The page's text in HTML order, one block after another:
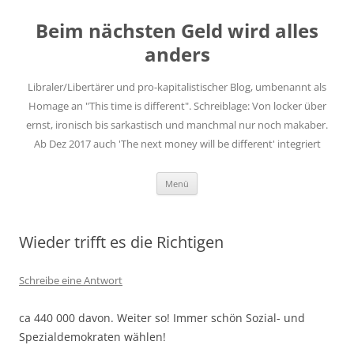
springen
Beim nächsten Geld wird alles
anders
Libraler/Libertärer und pro-kapitalistischer Blog, umbenannt als
Homage an "This time is different". Schreiblage: Von locker über
ernst, ironisch bis sarkastisch und manchmal nur noch makaber.
Ab Dez 2017 auch 'The next money will be different' integriert
Menü
Wieder trifft es die Richtigen
Schreibe eine Antwort
ca 440 000 davon. Weiter so! Immer schön Sozial- und
Spezialdemokraten wählen!